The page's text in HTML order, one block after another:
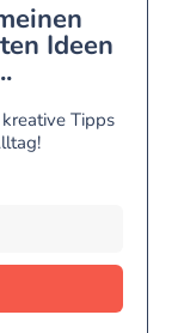
Ideen
Tipps